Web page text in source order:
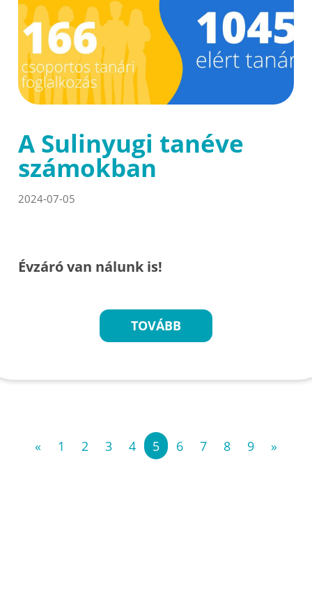
A Sulinyugi tanéve
számokban
2024-07-05
Évzáró van nálunk is!
TOVÁBB
« 1 2 3 4 5 6 7 8 9 »